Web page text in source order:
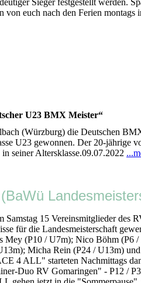
Sieger festgestellt werden.
von euch nach den Ferien montags
U23 BMX Meister“
(Würzburg) die Deutschen
U23 gewonnen. Der 20-
seiner Altersklasse.09.07.2022
Samstag 15 Vereinsmitglieder
für die Landesmeisterschaft
(P10 / U7m); Nico Böhm (P6
Micha Rein (P24 / U13m)
4 ALL" starteten Nachmittags
Duo RV Gomaringen" - P12 /